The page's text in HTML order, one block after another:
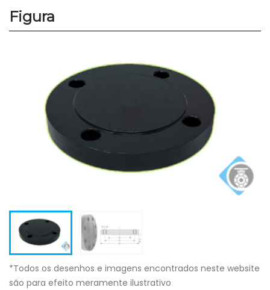
Figura
*Todos os desenhos e imagens encontrados neste website
são para efeito meramente ilustrativo